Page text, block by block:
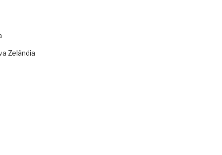
Zelândia